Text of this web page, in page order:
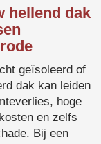
hellend dak
geïsoleerd of
dak kan leiden
hoge
en zelfs
Bij een